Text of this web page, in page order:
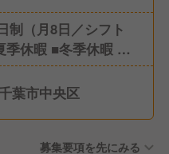
制（月8日／シフト
季休暇 ■冬季休暇 ■
■慶弔休暇 ■産前・
取得実績あり） ★
葉市中央区
募集要項を先にみる